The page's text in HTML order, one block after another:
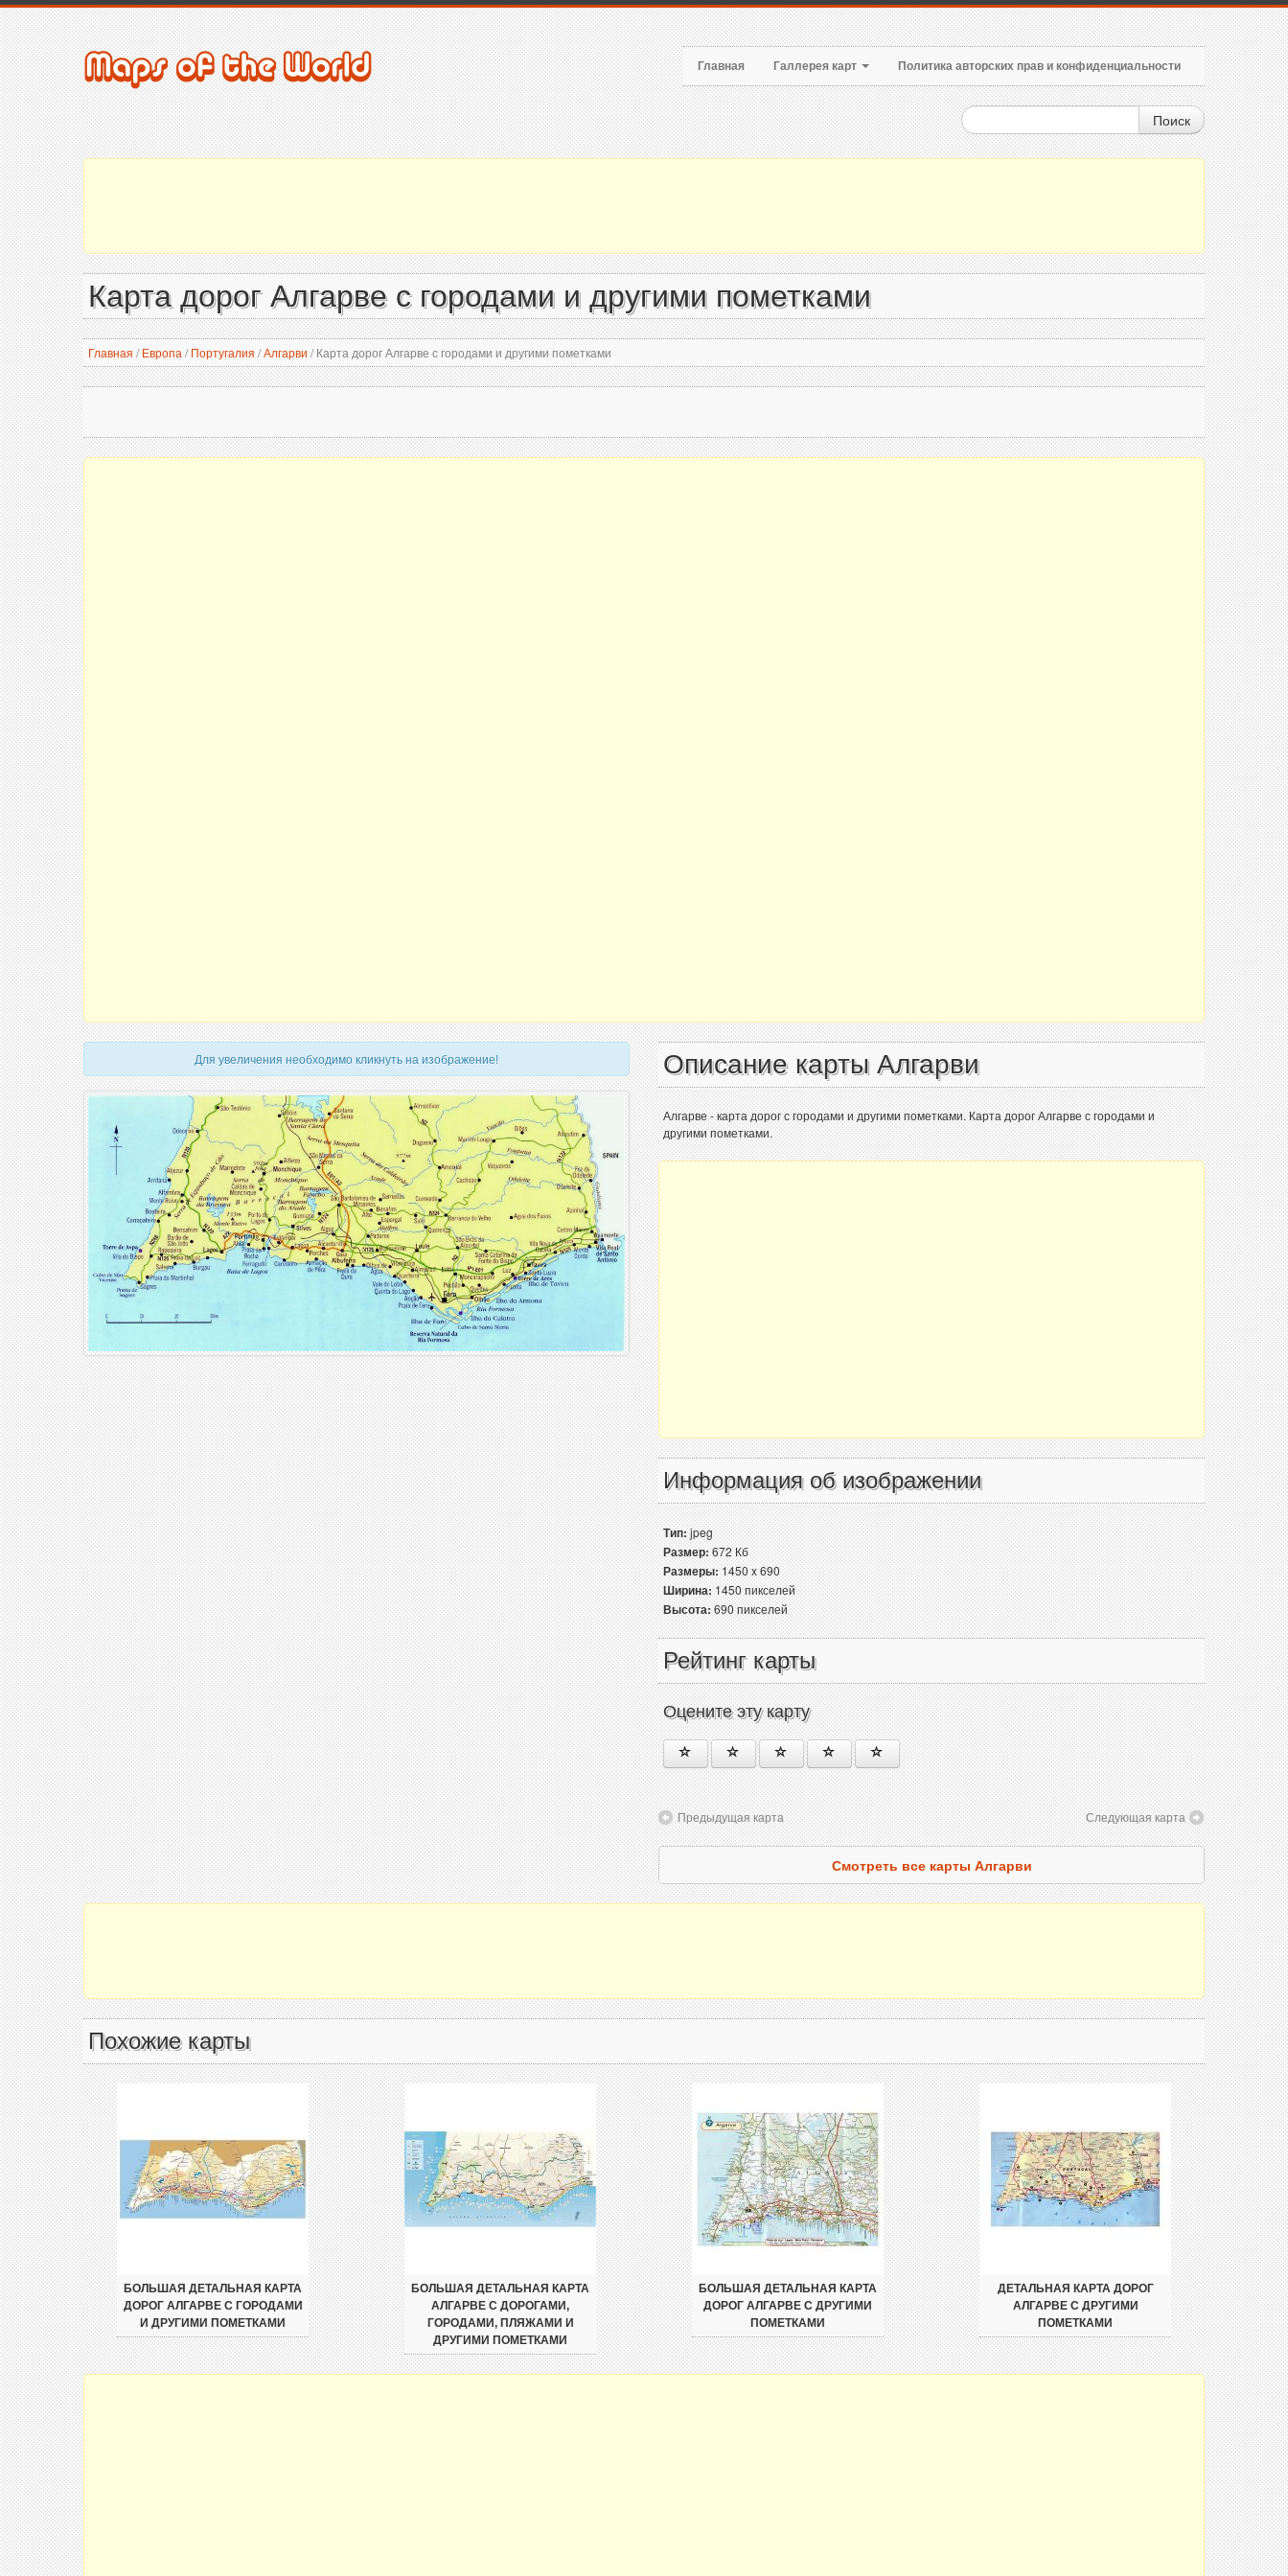
Главная Галлерея карт Политика авторских прав и конфиденциальности
Поиск
Карта дорог Алгарве с городами и другими пометками
Главная / Европа / Португалия /Алгарви /Карта дорог Алгарве с городами и другими пометками
Для увеличения необходимо кликнуть на изображение! Описание карты Алгарви
Алгарве - карта дорог с городами и другими пометками. Карта дорог Алгарве с городами и
другими пометками.
Информация об изображении
Тип:jpeg
Размер:672 Кб
Размеры:1450 x 690
Ширина:1450 пикселей
Высота:690 пикселей
Рейтинг карты
Оцените эту карту
Предыдущая карта Следующая карта
Смотреть все карты Алгарви
Похожие карты
БОЛЬШАЯ ДЕТАЛЬНАЯ КАРТА
ДОРОГ АЛГАРВЕ С ГОРОДАМИ
И ДРУГИМИ ПОМЕТКАМИ
БОЛЬШАЯ ДЕТАЛЬНАЯ КАРТА
АЛГАРВЕ С ДОРОГАМИ,
ГОРОДАМИ, ПЛЯЖАМИ И
ДРУГИМИ ПОМЕТКАМИ
БОЛЬШАЯ ДЕТАЛЬНАЯ КАРТА
ДОРОГ АЛГАРВЕ С ДРУГИМИ
ПОМЕТКАМИ
ДЕТАЛЬНАЯ КАРТА ДОРОГ
АЛГАРВЕ С ДРУГИМИ
ПОМЕТКАМИ